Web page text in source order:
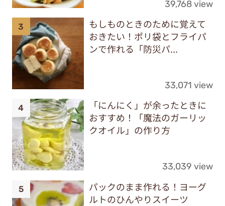
39,768 view
もしものときのために覚えて
おきたい！ポリ袋とフライパ
ンで作れる「防災パ...
33,071 view
「にんにく」が余ったときに
おすすめ！「魔法のガーリッ
クオイル」の作り方
33,039 view
パックのまま作れる！ヨーグ
ルトのひんやりスイーツ